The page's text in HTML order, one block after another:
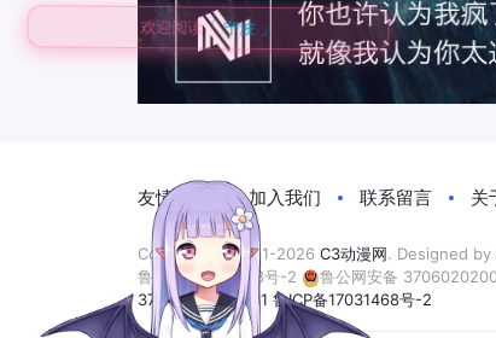
友情链接 加入我们 联系留言 关
Copyright © 2011-2026 C3动漫网. Designed by
鲁ICP备17031468号-2
鲁公网安备
37060202000731 鲁ICP备17031468号-2
欢迎阅读「 宁波 」